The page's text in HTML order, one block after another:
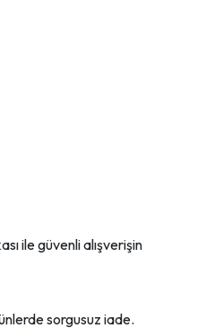
ile güvenli alışverişin
sorgusuz iade.